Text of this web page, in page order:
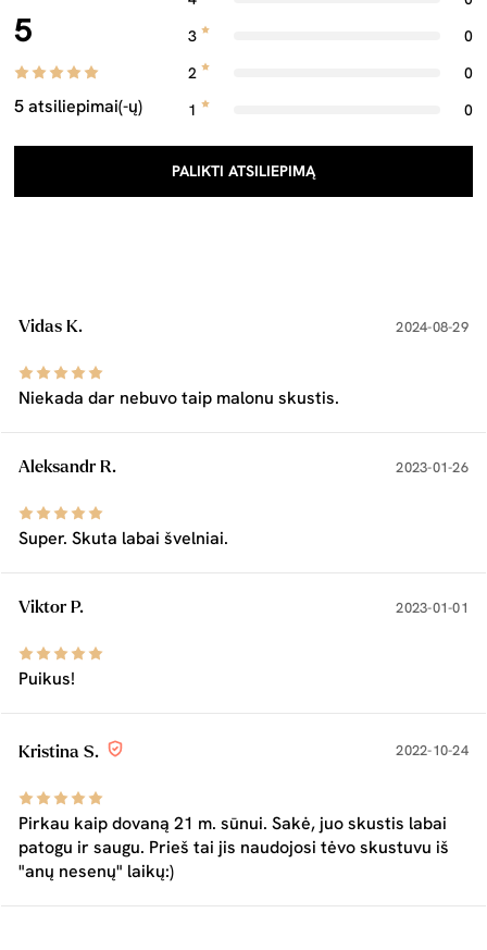
5
5 atsiliepimai(-ų)
3
0
2
0
1
0
PALIKTI ATSILIEPIMĄ
Vidas K. 2024-08-29
Niekada dar nebuvo taip malonu skustis.
Aleksandr R. 2023-01-26
Super. Skuta labai švelniai.
Viktor P. 2023-01-01
Puikus!
Kristina S. 2022-10-24
Pirkau kaip dovaną 21 m. sūnui. Sakė, juo skustis labai
patogu ir saugu. Prieš tai jis naudojosi tėvo skustuvu iš
"anų nesenų" laikų:)